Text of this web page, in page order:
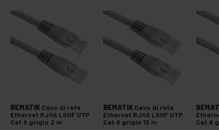
BEMATIK Cavo di rete
Ethernet RJ45 LSHF UTP
Cat.6 grigio 2 m
BEMATIK Cavo di rete
Ethernet RJ45 LSHF UTP
Cat.6 grigio 15 m
Cat.6